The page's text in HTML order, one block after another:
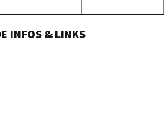
INFOS & LINKS